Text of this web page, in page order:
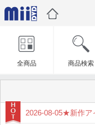
全商品 商品検索
2026-08-05★新作